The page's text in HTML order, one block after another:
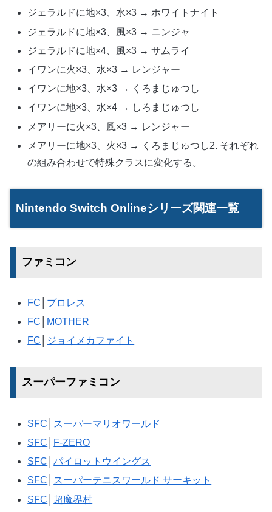
ジェラルドに地×3、水×3 → ホワイトナイト
ジェラルドに地×3、風×3 → ニンジャ
ジェラルドに地×4、風×3 → サムライ
イワンに火×3、水×3 → レンジャー
イワンに地×3、水×3 → くろまじゅつし
イワンに地×3、水×4 → しろまじゅつし
メアリーに火×3、風×3 → レンジャー
メアリーに地×3、火×3 → くろまじゅつし2. それぞれ
の組み合わせで特殊クラスに変化する。
Nintendo Switch Onlineシリーズ関連一覧
ファミコン
FC
プロレス
FC
MOTHER
FC
ジョイメカファイト
スーパーファミコン
SFC
スーパーマリオワールド
SFC
F-ZERO
SFC │パイロットウイングス
SFC
スーパーテニスワールド サーキット
SFC
超魔界村